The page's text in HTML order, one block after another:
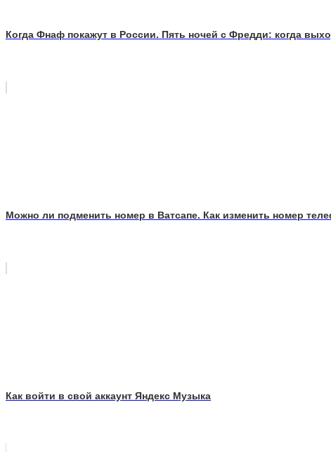
Когда Фнаф покажут в России. Пять ночей с Фредди: когда
Можно ли подменить номер в Ватсапе. Как изменить номер
Как войти в свой аккаунт Яндекс Музыка